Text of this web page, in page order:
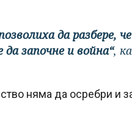
да разбере,
започне и война“,
няма да осребри и